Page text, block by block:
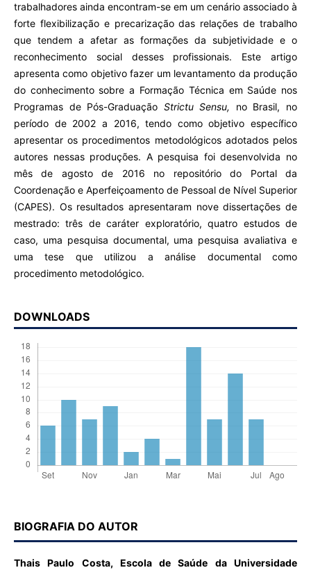
trabalhadores ainda encontram-se em um cenário associado à
forte flexibilização e precarização das relações de trabalho
que tendem a afetar as formações da subjetividade e o
reconhecimento social desses profissionais. Este artigo
apresenta como objetivo fazer um levantamento da produção
do conhecimento sobre a Formação Técnica em Saúde nos
Programas de Pós-Graduação Strictu Sensu, no Brasil, no
período de 2002 a 2016, tendo como objetivo específico
apresentar os procedimentos metodológicos adotados pelos
autores nessas produções. A pesquisa foi desenvolvida no
mês de agosto de 2016 no repositório do Portal da
Coordenação e Aperfeiçoamento de Pessoal de Nível Superior
(CAPES). Os resultados apresentaram nove dissertações de
mestrado: três de caráter exploratório, quatro estudos de
caso, uma pesquisa documental, uma pesquisa avaliativa e
uma tese que utilizou a análise documental como
procedimento metodológico.
DOWNLOADS
BIOGRAFIA DO AUTOR
Thais Paulo Costa, Escola de Saúde da Universidade